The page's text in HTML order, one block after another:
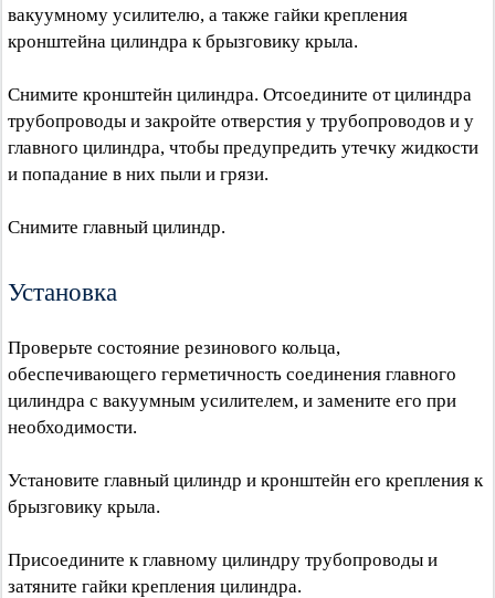
вакуумному усилителю, а также гайки крепления
кронштейна цилиндра к брызговику крыла.
Снимите кронштейн цилиндра. Отсоедините от цилиндра
трубопроводы и закройте отверстия у трубопроводов и у
главного цилиндра, чтобы предупредить утечку жидкости
и попадание в них пыли и грязи.
Снимите главный цилиндр.
Установка
Проверьте состояние резинового кольца,
обеспечивающего герметичность соединения главного
цилиндра с вакуумным усилителем, и замените его при
необходимости.
Установите главный цилиндр и кронштейн его крепления к
брызговику крыла.
Присоедините к главному цилиндру трубопроводы и
затяните гайки крепления цилиндра.